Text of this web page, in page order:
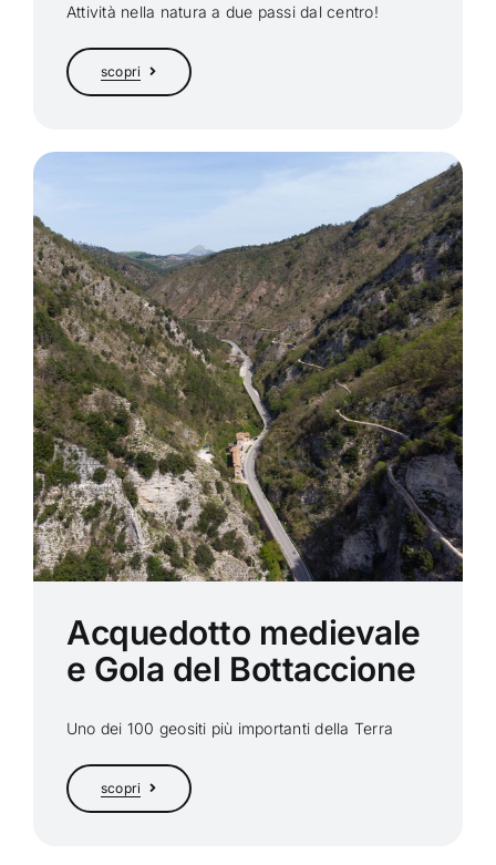
Attività nella natura a due passi dal centro!
scopri
Acquedotto medievale
e Gola del Bottaccione
Uno dei 100 geositi più importanti della Terra
scopri